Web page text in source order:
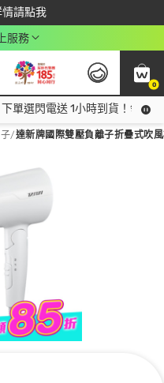
請點我
回饋$350
服務
0
下單選閃電送 1小時到貨！領神
/達新牌國際雙壓負離子折疊式吹